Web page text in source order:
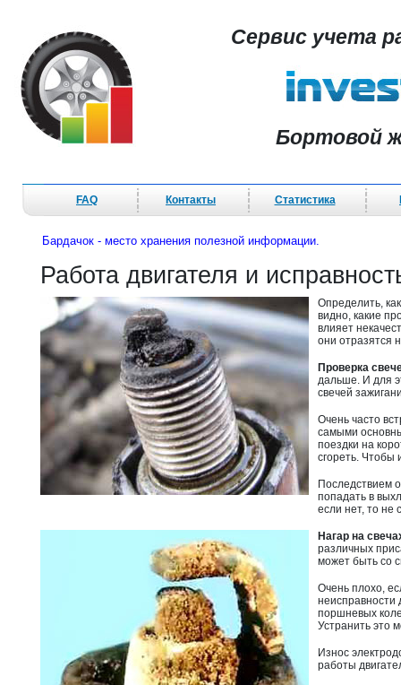
Сервис учета
Бортовой
FAQ Контакты Статистика
Бардачок - место хранения полезной информации.
Работа двигателя и
Определить,
видно, какие
влияет
они отразятся
Проверка
дальше. И для
свечей
Очень часто
самыми
поездки на
сгореть. Чтобы
Последствием
попадать в
если нет, то не
Нагар на
различных
может быть со
Очень плохо,
неисправности
поршневых
Устранить это
Износ
работы